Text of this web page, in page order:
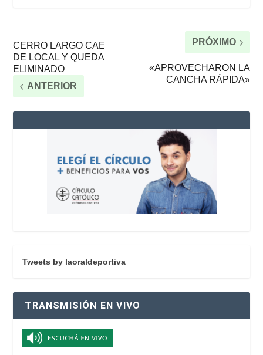
CERRO LARGO CAE
DE LOCAL Y QUEDA
ELIMINADO
ANTERIOR
PRÓXIMO
«APROVECHARON LA
CANCHA RÁPIDA»
Tweets by laoraldeportiva
TRANSMISIÓN EN VIVO